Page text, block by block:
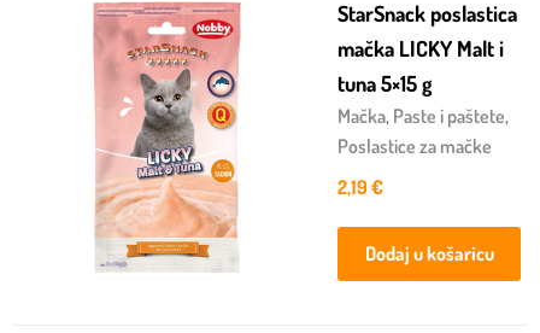
StarSnack poslastica
mačka LICKY Malt i
tuna 5×15 g
Mačka, Paste i paštete,
Poslastice za mačke
2,19€
Dodaj u košaricu